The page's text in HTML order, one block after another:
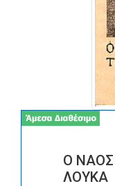
Ο
ΛΟΥΚΑ